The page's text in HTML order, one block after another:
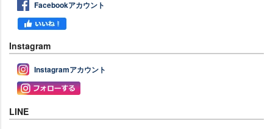
Facebookアカウント
Instagram
Instagramアカウント
LINE